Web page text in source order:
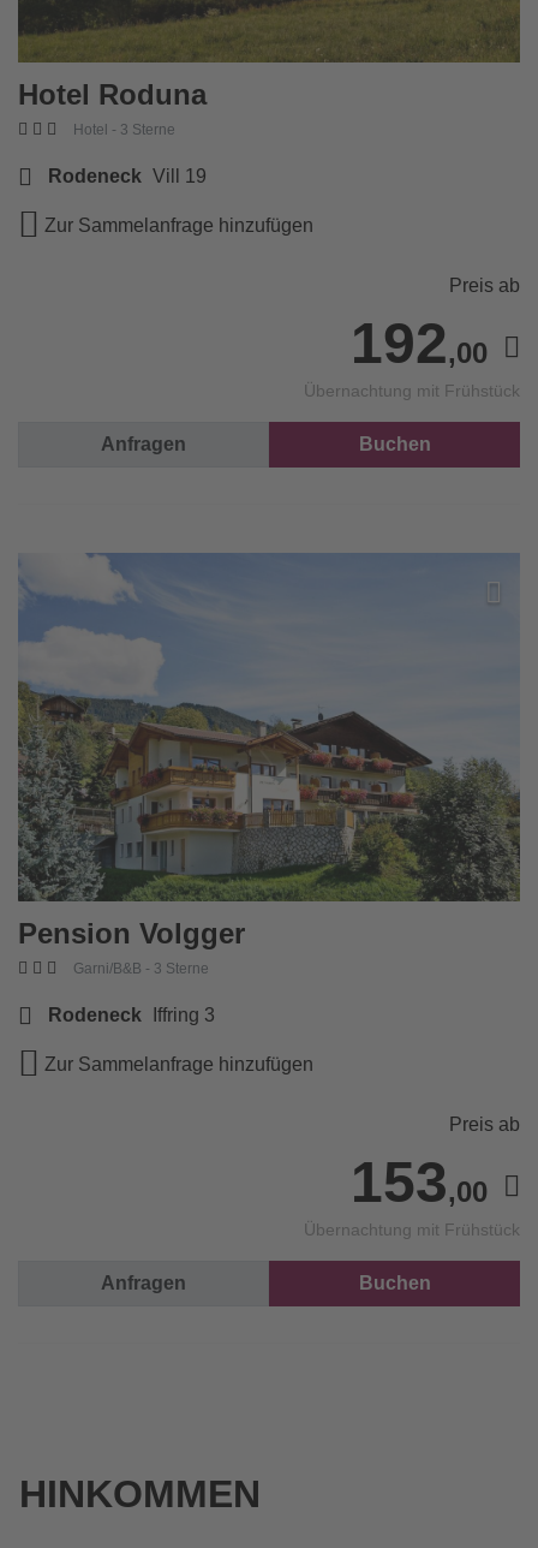
Preis ab
192,00
Übernachtung mit Frühstück
Hotel Roduna
Hotel - 3 Sterne
Rodeneck Vill 19
Zur Sammelanfrage hinzufügen
Anfragen Buchen
Zur
Preis ab
153,00
Übernachtung mit Frühstück
Pension Volgger
Garni/B&B - 3 Sterne
Rodeneck Iffring 3
Zur Sammelanfrage hinzufügen
Anfragen Buchen
HINKOMMEN